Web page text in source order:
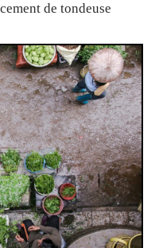
de tondeuse